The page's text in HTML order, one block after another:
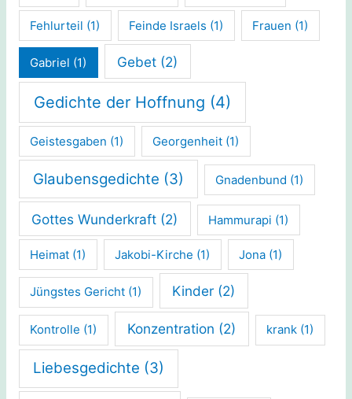
Fehlurteil (1) Feinde Israels (1) Frauen (1)
Gabriel (1) Gebet (2)
Gedichte der Hoffnung (4)
Geistesgaben (1) Georgenheit (1)
Glaubensgedichte (3) Gnadenbund (1)
Gottes Wunderkraft (2) Hammurapi (1)
Heimat (1) Jakobi-Kirche (1) Jona (1)
Jüngstes Gericht (1) Kinder (2)
Kontrolle (1) Konzentration (2) krank (1)
Liebesgedichte (3)